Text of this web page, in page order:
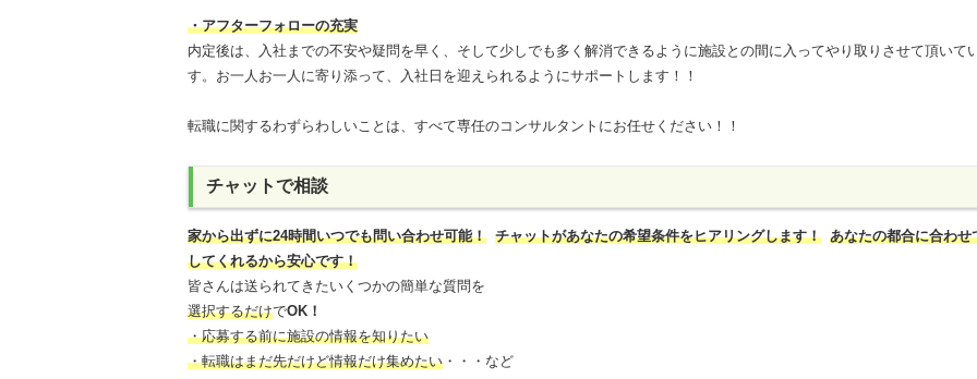
・アフターフォローの充実
内定後は、入社までの不安や疑問を早く、そして少しでも多く解消できるように施設との間に入ってやり取りさせて頂いて
す。お一人お一人に寄り添って、入社日を迎えられるようにサポートします！！
転職に関するわずらわしいことは、すべて専任のコンサルタントにお任せください！！
チャットで相談
家から出ずに24時間いつでも問い合わせ可能！ チャットがあなたの希望条件をヒアリングします！ あなたの都合に合わせ
してくれるから安心です！
皆さんは送られてきたいくつかの簡単な質問を
選択するだけでOK！
・応募する前に施設の情報を知りたい
・転職はまだ先だけど情報だけ集めたい ・・・など